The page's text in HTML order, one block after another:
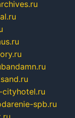
bandamn.ru
cityhotel.ru
spb.ru